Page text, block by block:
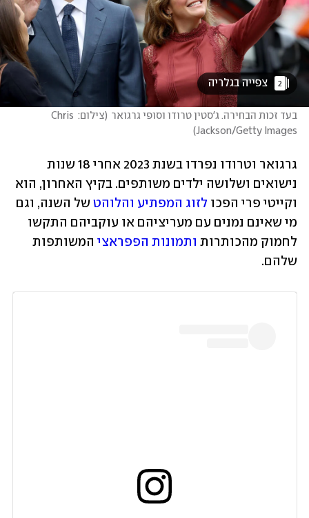
2
בעד זכות הבחירה. ג'סטין טרודו וסופי גרגואר (
צילום: Chris
Jackson/Getty Images
)
וקייטי פרי הפכו לזוג המפתיע והלוהט
לחמוק מהכותרות ותמונות הפפראצי
שלהם.